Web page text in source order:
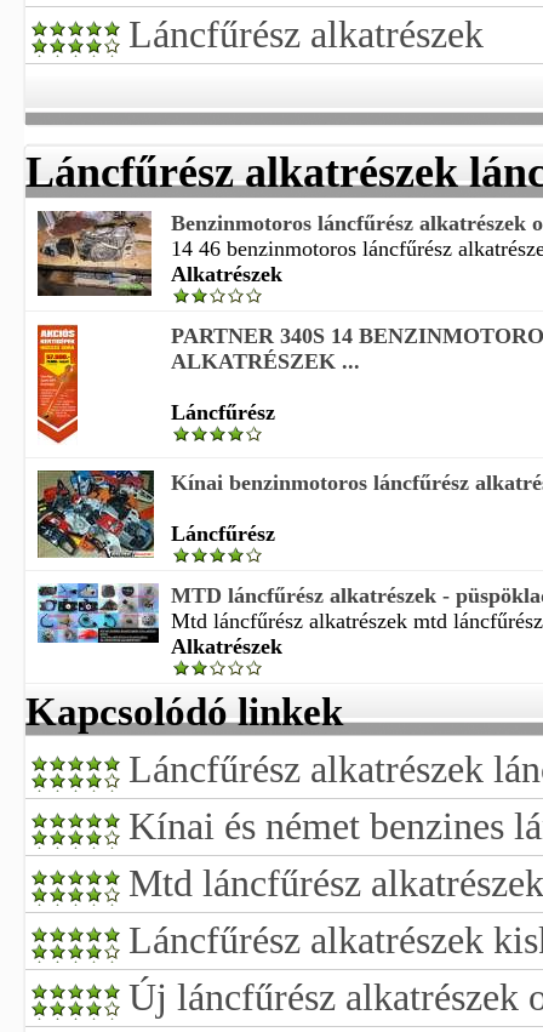
Láncfűrész alkatrészek
Láncfűrész alkatrészek
Benzinmotoros láncfűrész alkatrészek
14 46 benzinmotoros láncfűrész
Alkatrészek
PARTNER 340S 14
ALKATRÉSZEK ...
Láncfűrész
Kínai benzinmotoros láncfűrész
Láncfűrész
MTD láncfűrész alkatrészek -
Mtd láncfűrész alkatrészek mtd
Alkatrészek
Kapcsolódó linkek
Láncfűrész alkatrészek
Kínai és német benzines
Mtd láncfűrész alkatrészek
Láncfűrész alkatrészek
Új láncfűrész alkatrészek